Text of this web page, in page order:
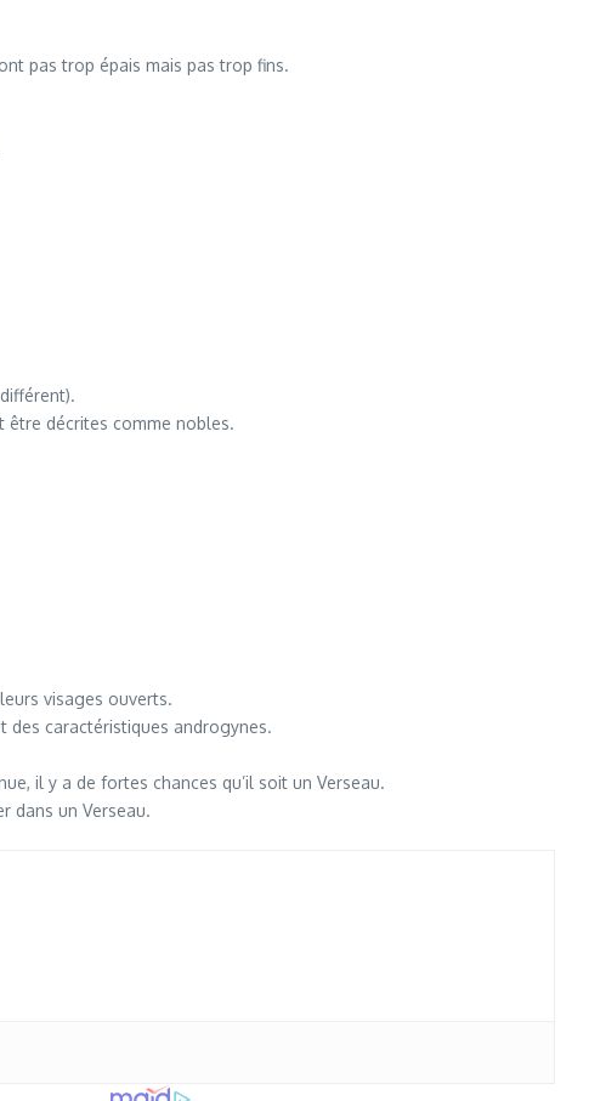
pas trop épais mais pas trop fins.
être décrites comme nobles.
visages ouverts.
des caractéristiques androgynes.
il y a de fortes chances qu’il soit un Verseau.
dans un Verseau.